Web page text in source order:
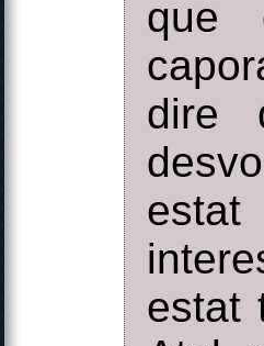
que
dire
estat